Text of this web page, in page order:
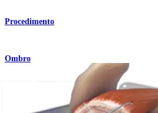
Procedimento
Ombro
Placas e parafusos para clavícula